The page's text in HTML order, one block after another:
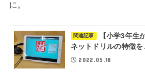
に。
関連記事
【小学3年生
ネットドリルの特徴を
2022.05.18